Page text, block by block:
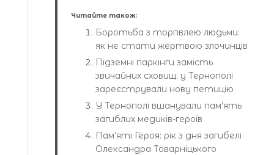
Читайте також:
Боротьба з торгівлею людьми:
як не стати жертвою злочинців
Підземні паркінги замість
звичайних сховищ: у Тернополі
зареєстрували нову петицію
У Тернополі вшанували пам’ять
загиблих медиків-героїв
Пам’яті Героя: рік з дня загибелі
Олександра Товарніцького